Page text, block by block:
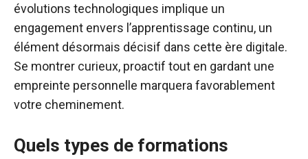
évolutions technologiques implique un
engagement envers l’apprentissage continu, un
élément désormais décisif dans cette ère digitale.
Se montrer curieux, proactif tout en gardant une
empreinte personnelle marquera favorablement
votre cheminement.
Quels types de formations